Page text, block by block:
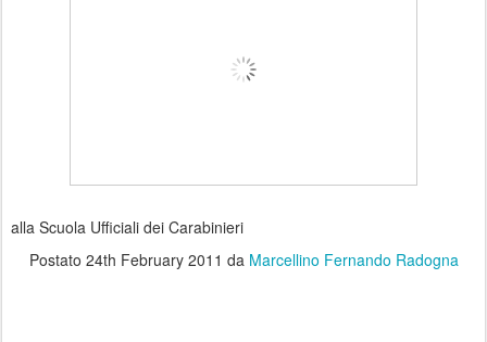
alla Scuola Ufficiali dei Carabinieri
Postato 24th February 2011 da Marcellino Fernando Radogna